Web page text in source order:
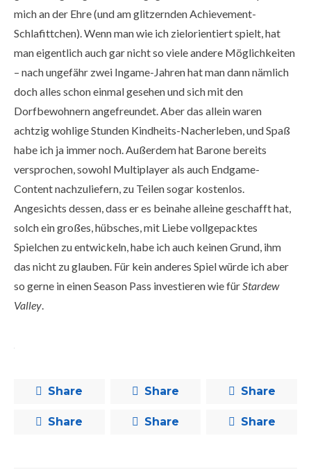
mich an der Ehre (und am glitzernden Achievement-
Schlafittchen). Wenn man wie ich zielorientiert spielt, hat
man eigentlich auch gar nicht so viele andere Möglichkeiten
– nach ungefähr zwei Ingame-Jahren hat man dann nämlich
doch alles schon einmal gesehen und sich mit den
Dorfbewohnern angefreundet. Aber das allein waren
achtzig wohlige Stunden Kindheits-Nacherleben, und Spaß
habe ich ja immer noch. Außerdem hat Barone bereits
versprochen, sowohl Multiplayer als auch Endgame-
Content nachzuliefern, zu Teilen sogar kostenlos.
Angesichts dessen, dass er es beinahe alleine geschafft hat,
solch ein großes, hübsches, mit Liebe vollgepacktes
Spielchen zu entwickeln, habe ich auch keinen Grund, ihm
das nicht zu glauben. Für kein anderes Spiel würde ich aber
so gerne in einen Season Pass investieren wie fürStardew
Valley.
Share Share Share
Share Share Share